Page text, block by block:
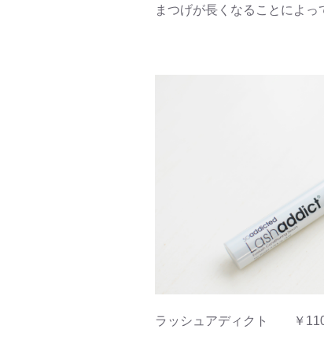
まつげが長くなることによっ
ラッシュアディクト ￥